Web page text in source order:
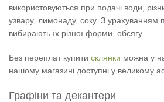
використовуються при подачі води,
узвару, лимонаду, соку. З урахуванням
вибирають їх різної форми, обсягу.
Без переплат купити склянки можна у
нашому магазині доступні у великому
Графіни та декантери